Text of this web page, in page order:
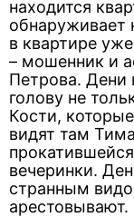
находится
обнаруживает
в квартире
– мошенник и
Петрова. Дени
голову не
Кости,
видят там
вечеринки.
странным
арестовывают.